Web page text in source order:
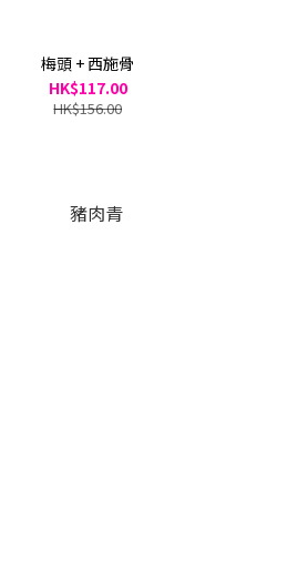
梅頭 + 西施骨
HK$117.00
HK$156.00